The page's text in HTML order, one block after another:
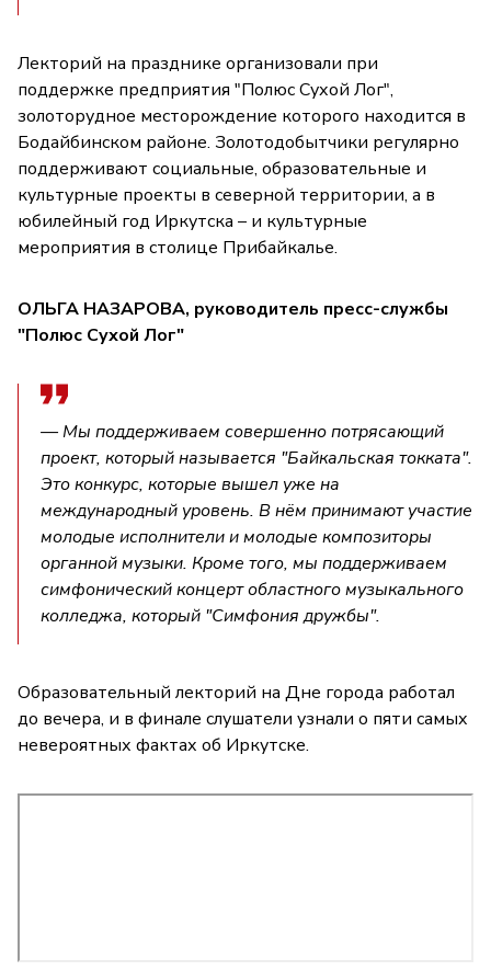
Лекторий на празднике организовали при
поддержке предприятия "Полюс Сухой Лог",
золоторудное месторождение которого находится в
Бодайбинском районе. Золотодобытчики регулярно
поддерживают социальные, образовательные и
культурные проекты в северной территории, а в
юбилейный год Иркутска – и культурные
мероприятия в столице Прибайкалье.
ОЛЬГА НАЗАРОВА, руководитель пресс-службы
"Полюс Сухой Лог"
— Мы поддерживаем совершенно потрясающий
проект, который называется "Байкальская токката".
Это конкурс, которые вышел уже на
международный уровень. В нём принимают участие
молодые исполнители и молодые композиторы
органной музыки. Кроме того, мы поддерживаем
симфонический концерт областного музыкального
колледжа, который "Симфония дружбы".
Образовательный лекторий на Дне города работал
до вечера, и в финале слушатели узнали о пяти самых
невероятных фактах об Иркутске.